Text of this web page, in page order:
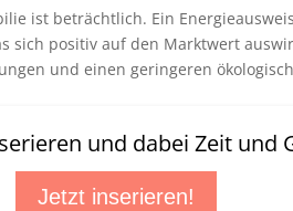
ist beträchtlich. Ein
sich positiv auf den Marktwert
und einen geringeren
und dabei Zeit und
Jetzt inserieren!